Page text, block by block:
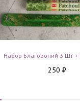
Набор Благовоний 3 Шт +
250 ₽